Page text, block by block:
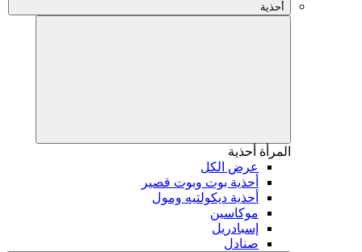
أحذية
المرأة أحذية
عرض الكل
أحذية بوت وبوت قصير
أحذية ديكولتيه ومول
موكاسين
إسبادريل
صنادل